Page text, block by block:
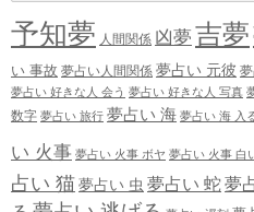
予知夢 人間関係 凶夢 吉夢
い 事故 夢占い人間関係 夢占い 元彼
夢占い 好きな人 会う 夢占い 好きな人 写真
数字 夢占い 旅行 夢占い 海 夢占い 海 入
い 火事 夢占い 火事 ボヤ 夢占い 火事 白
占い 猫夢占い 虫 夢占い 蛇夢